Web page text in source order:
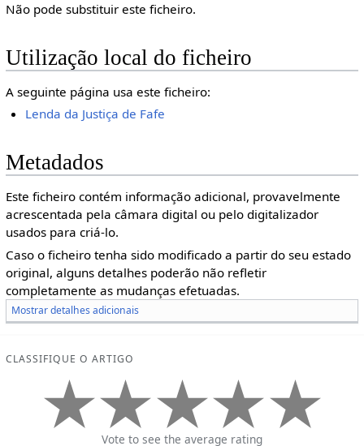
Não pode substituir este ficheiro.
Utilização local do ficheiro
A seguinte página usa este ficheiro:
Lenda da Justiça de Fafe
Metadados
Este ficheiro contém informação adicional, provavelmente
acrescentada pela câmara digital ou pelo digitalizador
usados para criá-lo.
Caso o ficheiro tenha sido modificado a partir do seu estado
original, alguns detalhes poderão não refletir
completamente as mudanças efetuadas.
Mostrar detalhes adicionais
CLASSIFIQUE O ARTIGO
Vote to see the average rating